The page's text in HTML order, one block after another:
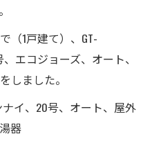
（1戸建て）、GT-
、エコジョーズ、オート、
しました。
ナイ、20号、オート、屋外
器